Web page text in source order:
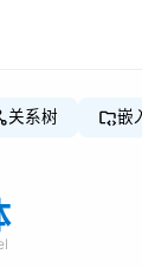
关系树 嵌